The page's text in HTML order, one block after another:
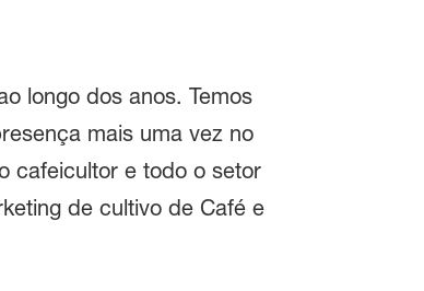
longo dos anos. Temos
mais uma vez no
cafeicultor e todo o setor
de cultivo de Café e